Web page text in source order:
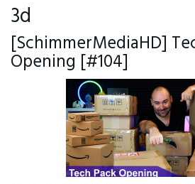
3d
[SchimmerMediaHD]
Opening [#104]